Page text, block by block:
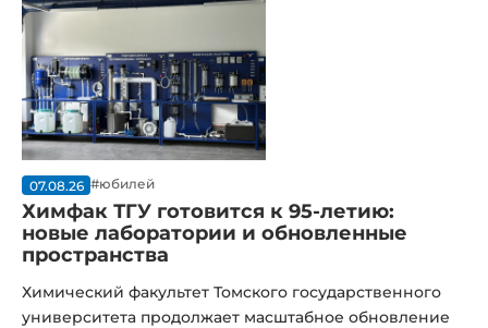
07.08.26 #юбилей
Химфак ТГУ готовится к 95-летию:
новые лаборатории и обновленные
пространства
Химический факультет Томского государственного
университета продолжает масштабное обновление